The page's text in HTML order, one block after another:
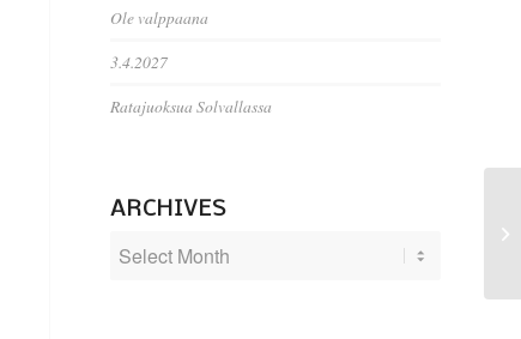
Ole valppaana
3.4.2027
Ratajuoksua Solvallassa
ARCHIVES